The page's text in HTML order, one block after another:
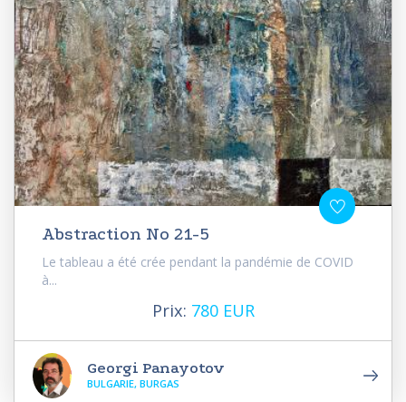
Abstraction No 21-5
Le tableau a été crée pendant la pandémie de COVID
à...
Prix: 780 EUR
Georgi Panayotov
BULGARIE, BURGAS